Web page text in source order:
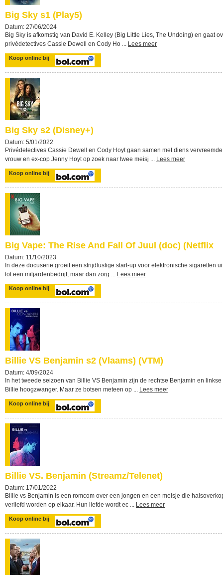
Big Sky s1 (Play5)
Datum: 27/06/2024
Big Sky is afkomstig van David E. Kelley (Big Little Lies, The Undoing) en gaat
privédetectives Cassie Dewell en Cody Ho ... Lees meer
Koop online bij
Big Sky s2 (Disney+)
Datum: 5/01/2022
Privédetectives Cassie Dewell en Cody Hoyt gaan samen met diens vervreemde
vrouw en ex-cop Jenny Hoyt op zoek naar twee meisj ... Lees meer
Koop online bij
Big Vape: The Rise And Fall Of Juul (doc) (Netflix
Datum: 11/10/2023
In deze docuserie groeit een strijdlustige start-up voor elektronische sigaretten
tot een miljardenbedrijf, maar dan zorg ... Lees meer
Koop online bij
Billie VS Benjamin s2 (Vlaams) (VTM)
Datum: 4/09/2024
In het tweede seizoen van Billie VS Benjamin zijn de rechtse Benjamin en linkse
Billie hoogzwanger. Maar ze botsen meteen op ... Lees meer
Koop online bij
Billie VS. Benjamin (Streamz/Telenet)
Datum: 17/01/2022
Billie vs Benjamin is een romcom over een jongen en een meisje die
verliefd worden op elkaar. Hun liefde wordt ec ... Lees meer
Koop online bij